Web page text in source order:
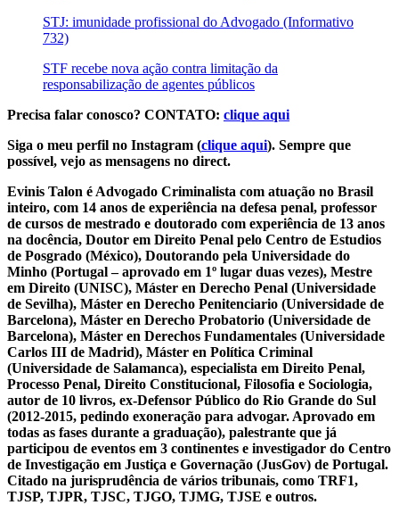
STJ: imunidade profissional do Advogado (Informativo
732)
STF recebe nova ação contra limitação da
responsabilização de agentes públicos
Precisa falar conosco? CONTATO: clique aqui
Siga o meu perfil no Instagram (clique aqui). Sempre que
possível, vejo as mensagens no direct.
Evinis Talon é Advogado Criminalista com atuação no Brasil
inteiro, com 14 anos de experiência na defesa penal, professor
de cursos de mestrado e doutorado com experiência de 13 anos
na docência, Doutor em Direito Penal pelo Centro de Estudios
de Posgrado (México), Doutorando pela Universidade do
Minho (Portugal – aprovado em 1º lugar duas vezes), Mestre
em Direito (UNISC), Máster en Derecho Penal (Universidade
de Sevilha), Máster en Derecho Penitenciario (Universidade de
Barcelona), Máster en Derecho Probatorio (Universidade de
Barcelona), Máster en Derechos Fundamentales (Universidade
Carlos III de Madrid), Máster en Política Criminal
(Universidade de Salamanca), especialista em Direito Penal,
Processo Penal, Direito Constitucional, Filosofia e Sociologia,
autor de 10 livros, ex-Defensor Público do Rio Grande do Sul
(2012-2015, pedindo exoneração para advogar. Aprovado em
todas as fases durante a graduação), palestrante que já
participou de eventos em 3 continentes e investigador do Centro
de Investigação em Justiça e Governação (JusGov) de Portugal.
Citado na jurisprudência de vários tribunais, como TRF1,
TJSP, TJPR, TJSC, TJGO, TJMG, TJSE e outros.